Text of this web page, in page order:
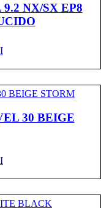
NX/SX EP8
30 BEIGE